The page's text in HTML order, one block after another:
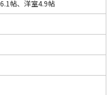
帖、洋室4.9帖